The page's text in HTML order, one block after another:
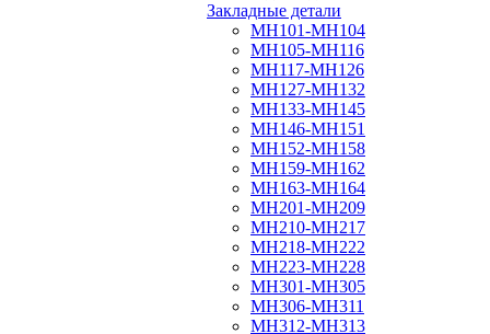
Закладные детали
МН101-МН104
МН105-МН116
МН117-МН126
МН127-МН132
МН133-МН145
МН146-МН151
МН152-МН158
МН159-МН162
МН163-МН164
МН201-МН209
МН210-МН217
МН218-МН222
МН223-МН228
МН301-МН305
МН306-МН311
МН312-МН313